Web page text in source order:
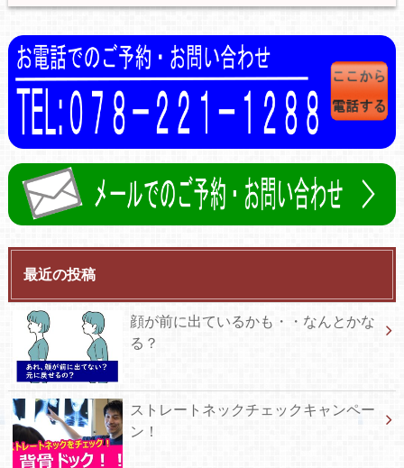
最近の投稿
顔が前に出ているかも・・なんとかな
る？
ストレートネックチェックキャンペー
ン！